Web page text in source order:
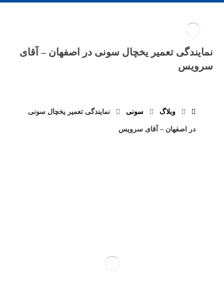
نمایندگی تعمیر یخچال سونی در اصفهان – آقای
سرویس
وبلاگ سونی نمایندگی تعمیر یخچال سونی
در اصفهان – آقای سرویس